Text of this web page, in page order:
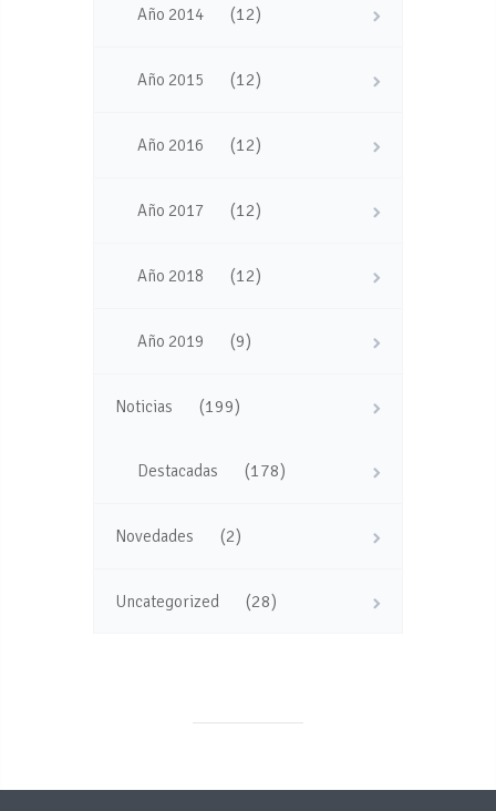
Año 2014 (12)
Año 2015 (12)
Año 2016 (12)
Año 2017 (12)
Año 2018 (12)
Año 2019 (9)
Noticias (199)
Destacadas (178)
Novedades (2)
Uncategorized (28)